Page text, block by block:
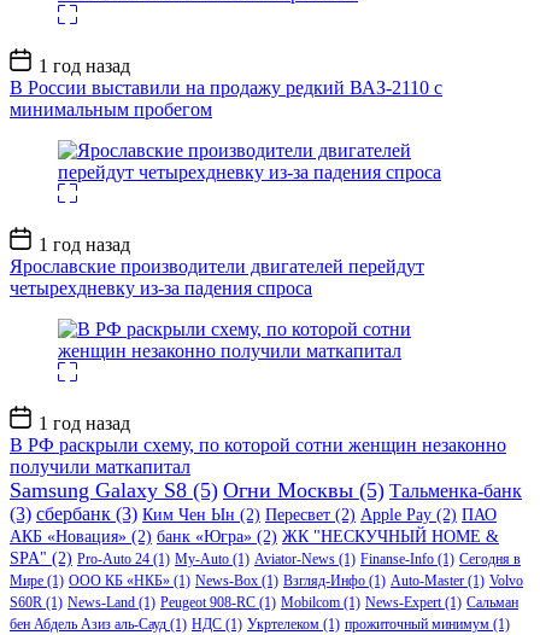
Дата
записи
1 год назад
В России выставили на продажу редкий ВАЗ-2110 с
минимальным пробегом
Дата
записи
1 год назад
Ярославские производители двигателей перейдут
четырехдневку из-за падения спроса
Дата
записи
1 год назад
В РФ раскрыли схему, по которой сотни женщин незаконно
получили маткапитал
Samsung Galaxy S8 (5) Огни Москвы (5) Тальменка-банк
(3) сбербанк (3) Ким Чен Ын (2) Пересвет (2) Apple Pay (2) ПАО
АКБ «Новация» (2) банк «Югра» (2) ЖК "НЕСКУЧНЫЙ HOME &
SPA" (2) Pro-Auto 24 (1) My-Auto (1) Aviator-News (1) Finanse-Info (1) Сегодня в
Мире (1) ООО КБ «НКБ» (1) News-Box (1) Взгляд-Инфо (1) Auto-Master (1) Volvo
S60R (1) News-Land (1) Peugeot 908-RC (1) Mobilcom (1) News-Expert(1) Сальман
бен Абдель Азиз аль-Сауд (1) НДС (1) Укртелеком (1) прожиточный минимум (1)